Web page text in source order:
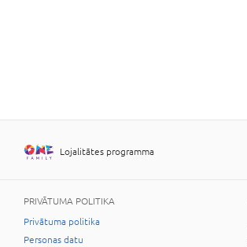
Lojalitātes programma
PRIVĀTUMA POLITIKA
Privātuma politika
Personas datu